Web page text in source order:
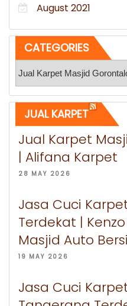
August 2021
CATEGORIES
JUAL KARPET
Jual Karpet
| Alifana Karpet
28 MAY 2026
Jasa Cuci
Terdekat |
Masjid Auto
19 MAY 2026
Jasa Cuci